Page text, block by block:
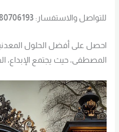
للتواصل والاستفسار:
احصل على أفضل الحلول
المصطفى، حيث يجتمع الإبداع،